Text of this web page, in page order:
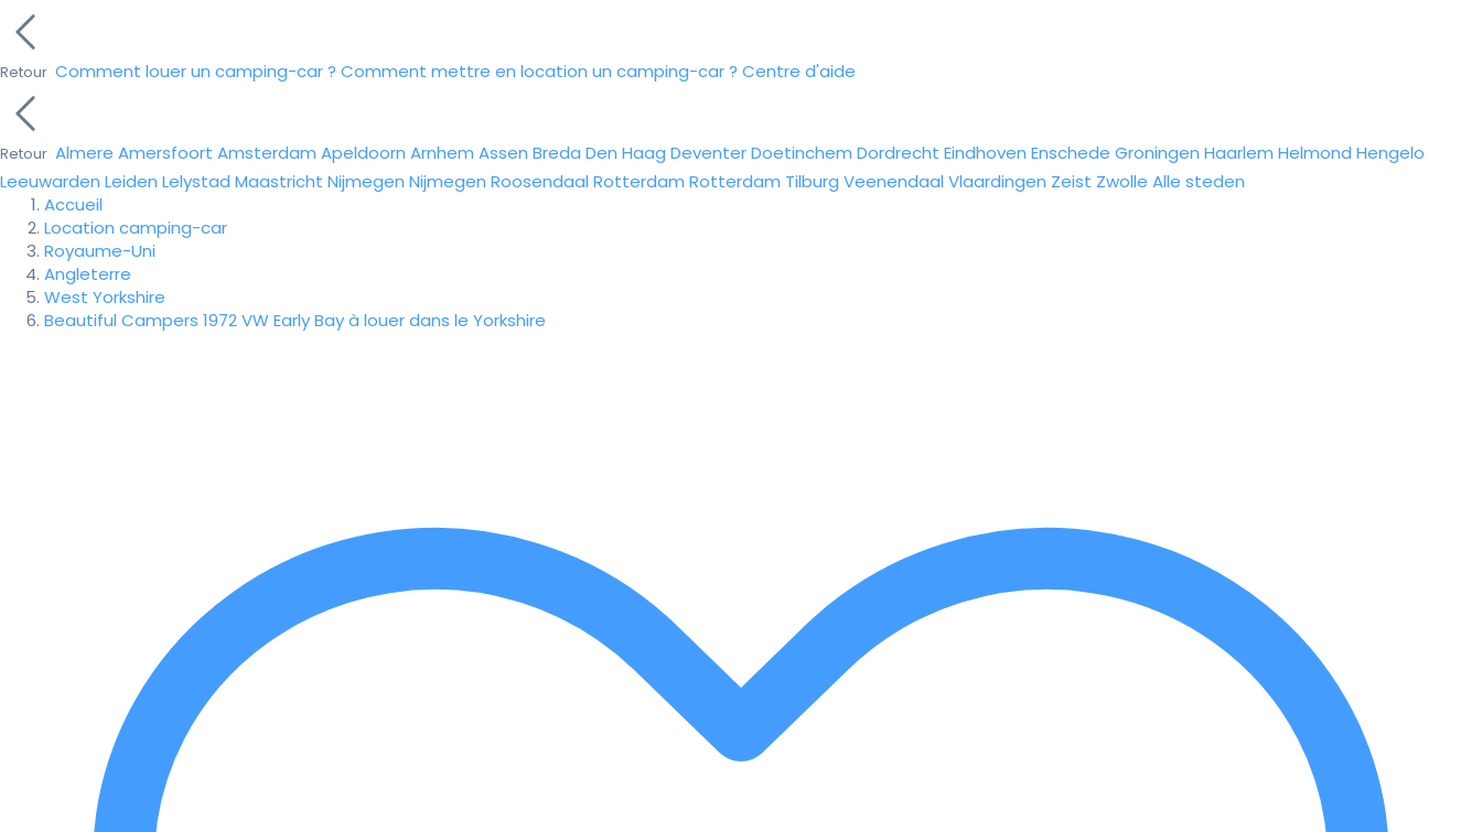
Retour Comment louer un camping-car ? Comment mettre en location un camping-car ? Centre d'aide
Retour Almere Amersfoort Amsterdam Apeldoorn Arnhem Assen Breda Den Haag DeventerDoetinchem Dordrecht Eindhoven Enschede Groningen Haarlem Helmond Hengelo
Leeuwarden Leiden Lelystad Maastricht Nijmegen Nijmegen Roosendaal Rotterdam Rotterdam Tilburg Veenendaal Vlaardingen Zeist Zwolle Alle steden
Accueil
Location camping-car
Royaume-Uni
Angleterre
West Yorkshire
Beautiful Campers 1972 VW Early Bay à louer dans le Yorkshire